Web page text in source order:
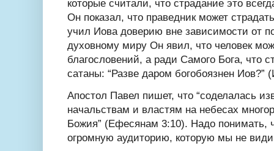
которые считали, что страдание это
Он показал, что праведник может
учил Иова доверию вне зависимости от
духовному миру Он явил, что человек
благословений, а ради Самого Бога, что
сатаны: “Разве даром богобоязнен Иов?”
Апостол Павел пишет, что “соделалась
начальствам и властям на небесах
Божия” (Ефесянам 3:10). Надо понимать,
огромную аудиторию, которую мы не